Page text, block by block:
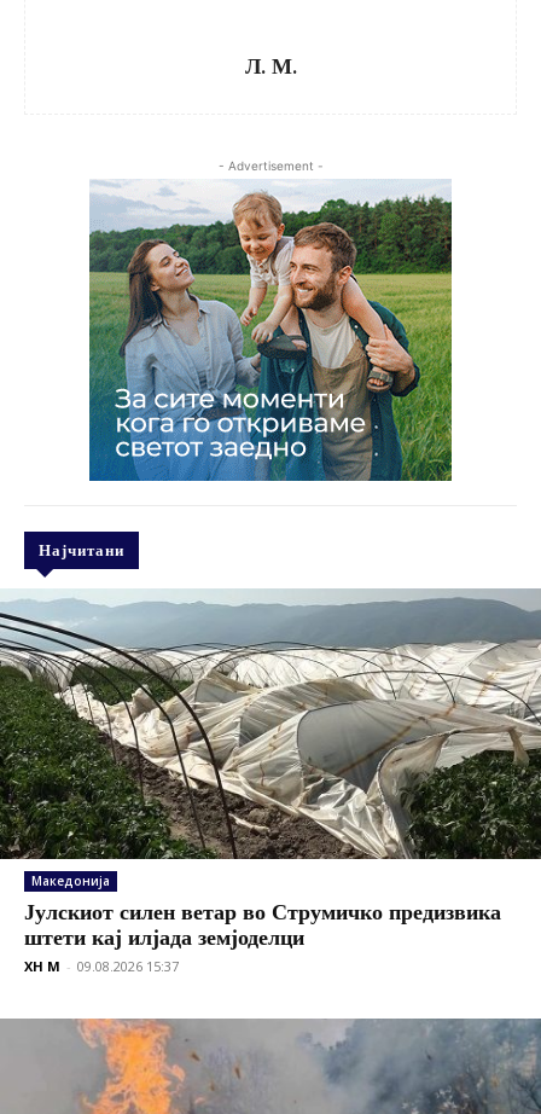
Л. М.
- Advertisement -
Најчитани
Македонија
Јулскиот силен ветар во Струмичко предизвика
штети кај илјада земјоделци
XH M - 09.08.2026 15:37